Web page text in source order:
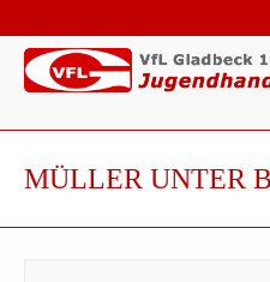
MÜLLER UNTER